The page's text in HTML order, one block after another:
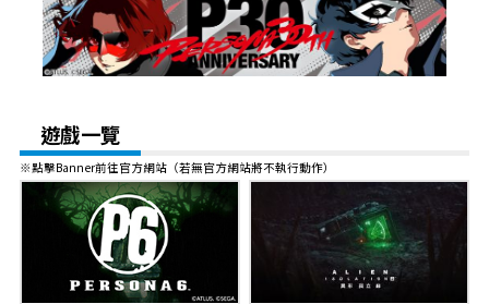
遊戲一覽
※點擊Banner前往官方網站（若無官方網站將不執行動作）